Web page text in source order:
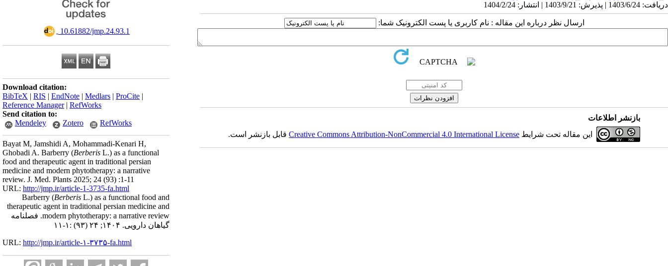
‎ 10.61882/jmp.24.93.1
Download citation:
BibTeX | RIS | EndNote | Medlars | ProCite |
Reference Manager| RefWorks
Send citation to:
Mendeley
Zotero RefWorks
Bayat M, Jamshidi A, Mohammadi-Kenari H,
Ghobadi A. Barberry (Berberis L.) as a functional
food and therapeutic agent in traditional persian
medicine and modern phytotherapy: a narrative
review. J. Med. Plants 2025; 24 (93) :1-11
URL: http://jmp.ir/article-1-3735-fa.html
Barberry (Berberis L.) as a functional food and
therapeutic agent in traditional persian medicine and
modern phytotherapy: a narrative review. فصلنامه
گياهان دارویی. ۱۴۰۴; ۲۴ (۹۳) :۱-۱۱
URL: http://jmp.ir/article-۱-۳۷۳۵-fa.html
دریافت: 1403/6/24 | پذیرش: 1403/9/21 | انتشار: 1404/2/24
ارسال نظر درباره این مقاله : نام کاربری یا پست الکترونیک شما:
بازنشر اطلاعات
این مقاله تحت شرایط Creative Commons Attribution-NonCommercial 4.0 International Licenseقابل بازنشر است.